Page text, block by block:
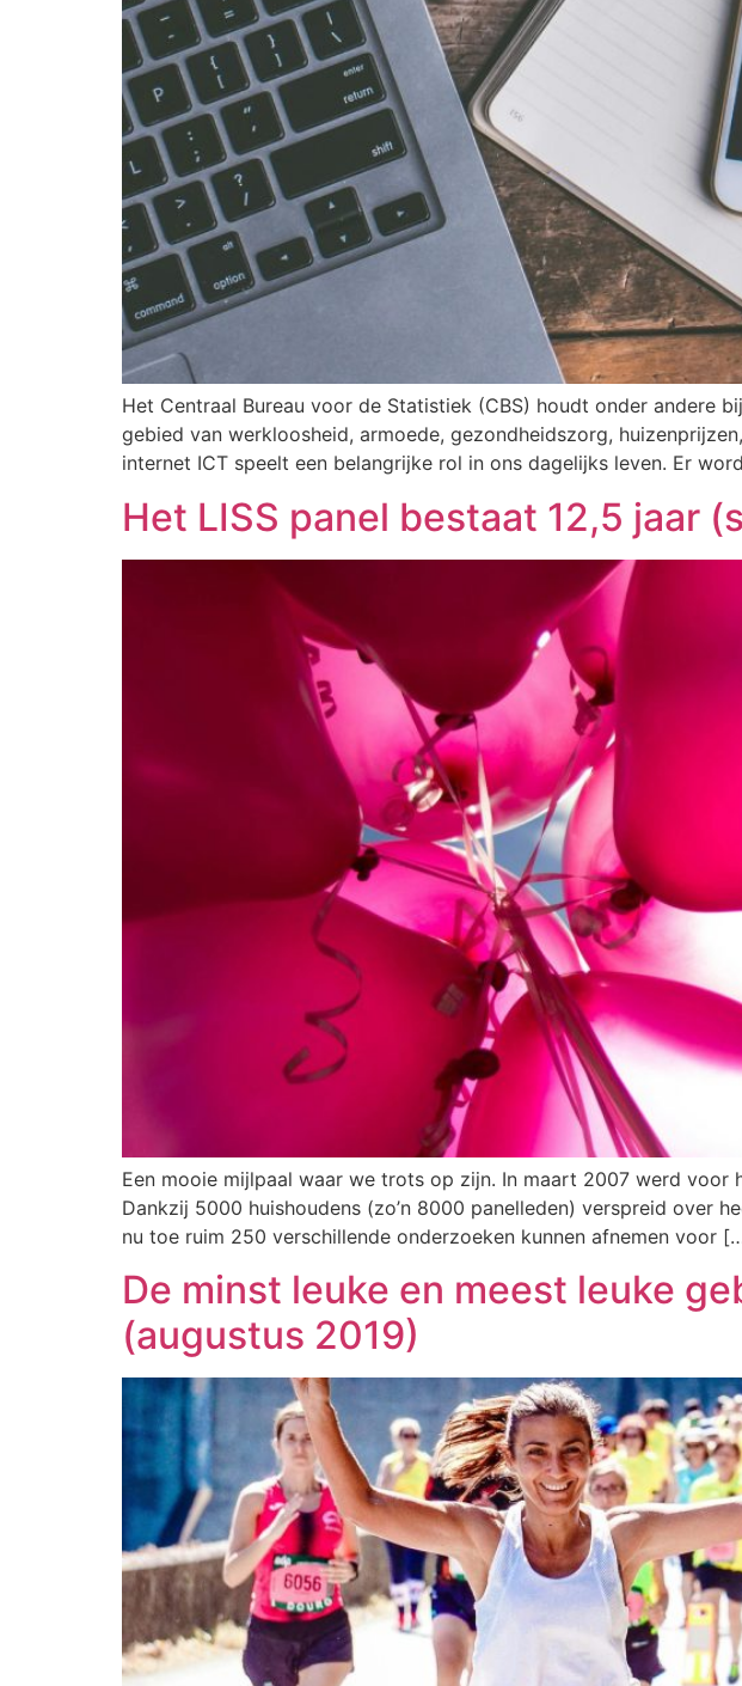
Het Centraal Bureau voor de Statistiek (CBS) houdt onder andere
gebied van werkloosheid, armoede, gezondheidszorg,
internet ICT speelt een belangrijke rol in ons dagelijks leven. Er
Het LISS panel bestaat 12,5 jaar
Een mooie mijlpaal waar we trots op zijn. In maart 2007 werd
Dankzij 5000 huishoudens (zo’n 8000 panelleden) verspreid over
nu toe ruim 250 verschillende onderzoeken kunnen afnemen voor
De minst leuke en meest leuke
(augustus 2019)